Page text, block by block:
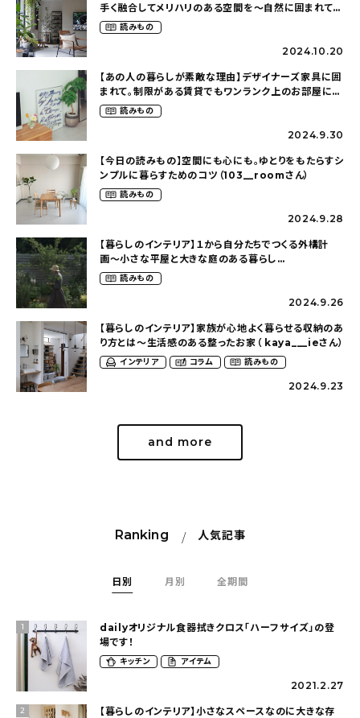
手く融合してメリハリのある空間を〜自然に囲まれて暮
らす（ki_no_ieさん）
読みもの
2024.10.20
【あの人の暮らしが素敵な理由】デザイナーズ家具に囲
まれて。制限がある賃貸でもワンランク上のお部屋に〜
狭くても好きな暮らしのこと（_____chika708さん）
読みもの
2024.9.30
【今日の読みもの】空間にも心にも。ゆとりをもたらすシ
ンプルに暮らすためのコツ（103__roomさん）
読みもの
2024.9.28
【暮らしのインテリア】１から自分たちでつくる外構計
画〜小さな平屋と大きな庭のある暮らし
（tsumikiniwaさん）
読みもの
2024.9.26
【暮らしのインテリア】家族が心地よく暮らせる収納のあ
り方とは〜生活感のある整ったお家（ kaya___ieさん）
インテリア コラム 読みもの
2024.9.23
and more
Ranking 人気記事
日別 月別 全期間
1
dailyオリジナル食器拭きクロス「ハーフサイズ」の登
場です！
キッチン アイテム
2021.2.27
2
【暮らしのインテリア】小さなスペースなのに大きな存